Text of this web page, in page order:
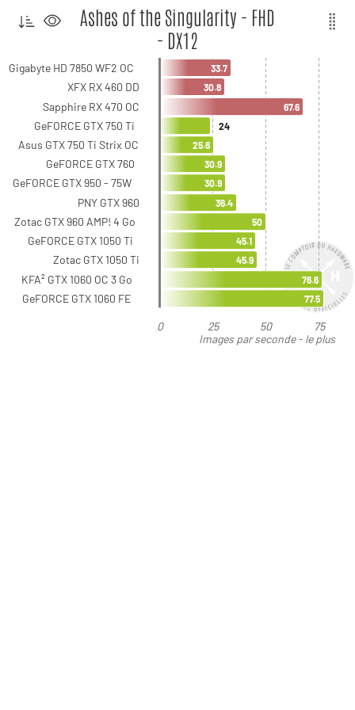
Images par seconde - le plus
Ashes of the Singularity - FHD
- DX12
0 25 50 75
Gigabyte HD 7850 WF2 OC
XFX RX 460 DD
Sapphire RX 470 OC
GeFORCE GTX 750 Ti
Asus GTX 750 Ti Strix OC
GeFORCE GTX 760
GeFORCE GTX 950 - 75W
PNY GTX 960
Zotac GTX 960 AMP! 4 Go
GeFORCE GTX 1050 Ti
Zotac GTX 1050 Ti
KFA² GTX 1060 OC 3 Go
GeFORCE GTX 1060 FE
33.7
30.8
67.6
25.6
30.9
30.9
36.4
50
45.1
45.9
76.6
77.5
24